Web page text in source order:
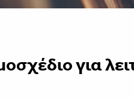
για